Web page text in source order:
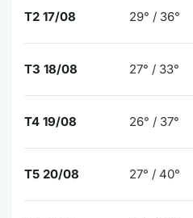
T2 17/08 29° / 36°
T3 18/08 27° / 33°
T4 19/08 26° / 37°
T5 20/08 27° / 40°